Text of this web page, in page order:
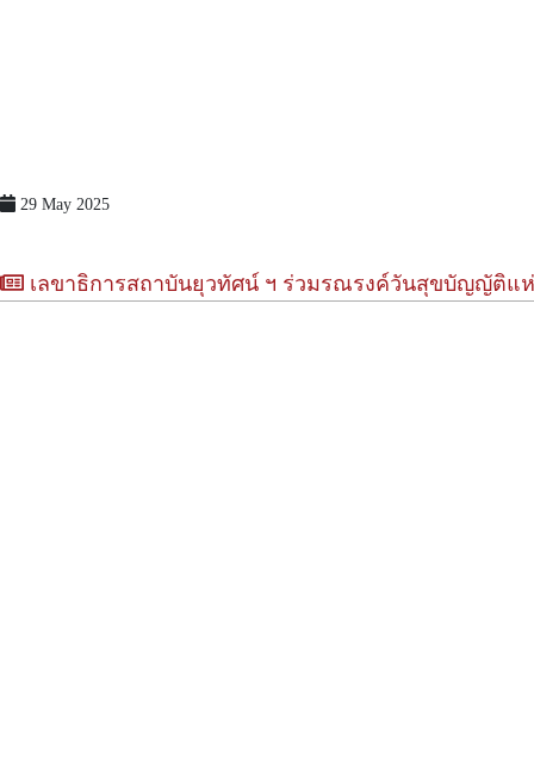
29 May 2025
เลขาธิการสถาบันยุวทัศน์ ฯ ร่วมรณรงค์วันสุขบัญญัติแห่